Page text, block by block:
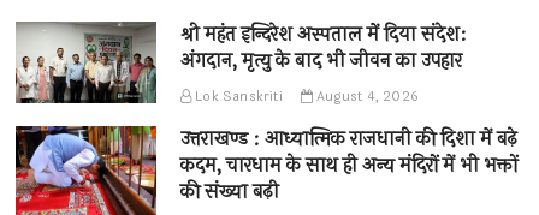
श्री महंत इन्दिरेश अस्पताल में दिया संदेश:
अंगदान, मृत्यु के बाद भी जीवन का उपहार
Lok Sanskriti August 4, 2026
उत्तराखण्ड : आध्यात्मिक राजधानी की दिशा में बढ़े
कदम, चारधाम के साथ ही अन्य मंदिरों में भी भक्तों
की संख्या बढ़ी